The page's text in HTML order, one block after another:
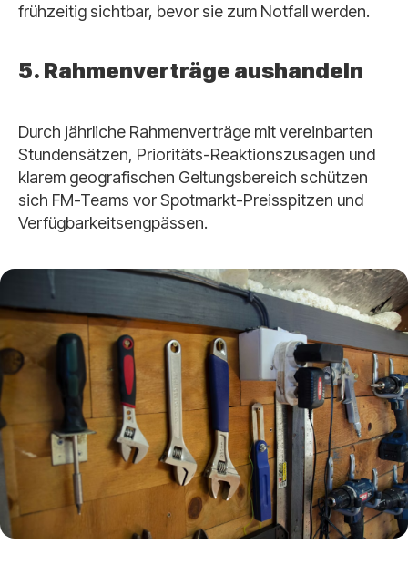
frühzeitig sichtbar, bevor sie zum Notfall werden.
5. Rahmenverträge aushandeln
Durch jährliche Rahmenverträge mit vereinbarten
Stundensätzen, Prioritäts-Reaktionszusagen und
klarem geografischen Geltungsbereich schützen
sich FM-Teams vor Spotmarkt-Preisspitzen und
Verfügbarkeitsengpässen.